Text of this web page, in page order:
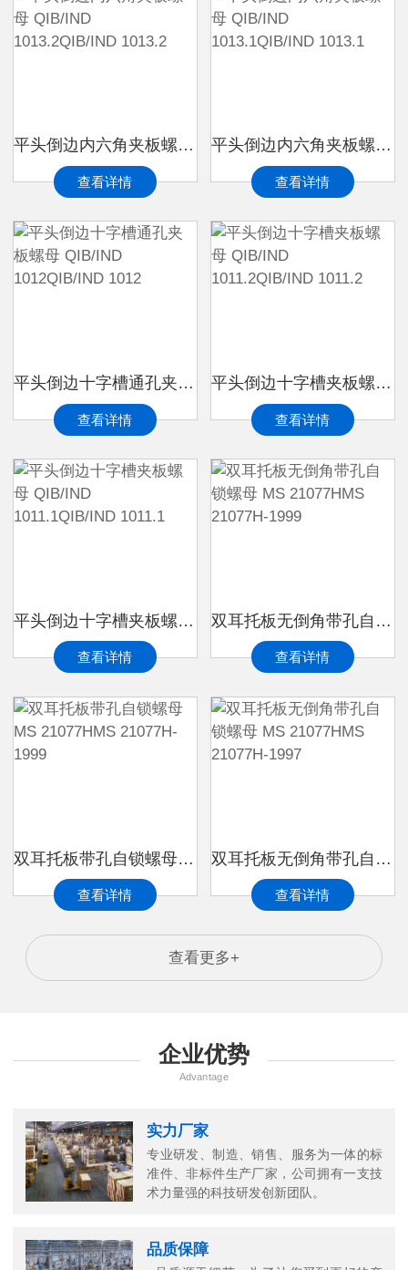
平头倒边内六角夹板螺母 QIB/IND 1013.2QIB/IND 1013.2
查看详情
平头倒边内六角夹板螺母 QIB/IND 1013.1QIB/IND 1013.1
查看详情
平头倒边十字槽通孔夹板螺母 QIB/IND 1012QIB/IND 1012
查看详情
平头倒边十字槽夹板螺母 QIB/IND 1011.2QIB/IND 1011.2
查看详情
平头倒边十字槽夹板螺母 QIB/IND 1011.1QIB/IND 1011.1
查看详情
双耳托板无倒角带孔自锁螺母 MS 21077HMS 21077H-1999
查看详情
双耳托板带孔自锁螺母 MS 21077HMS 21077H-1999
查看详情
双耳托板无倒角带孔自锁螺母 MS 21077HMS 21077H-1997
查看详情
查看更多+
企业优势
Advantage
实力厂家
专业研发、制造、销售、服务为一体的标
准件、非标件生产厂家，公司拥有一支技
术力量强的科技研发创新团队。
品质保障